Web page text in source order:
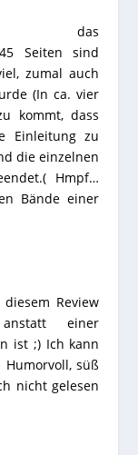
das
Seiten sind
zumal auch
(In ca. vier
kommt, dass
Einleitung zu
die einzelnen
Hmpf…
Bände einer
Review
einer
ist ;) Ich kann
Humorvoll, süß
nicht gelesen